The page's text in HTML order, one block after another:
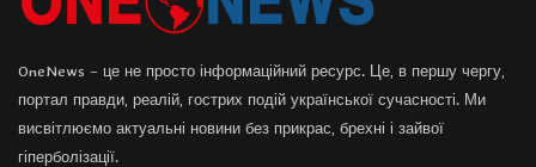
OneNews – це не просто інформаційний ресурс. Це, в першу чергу,
портал правди, реалій, гострих подій української сучасності. Ми
висвітлюємо актуальні новини без прикрас, брехні і зайвої
гіперболізації.